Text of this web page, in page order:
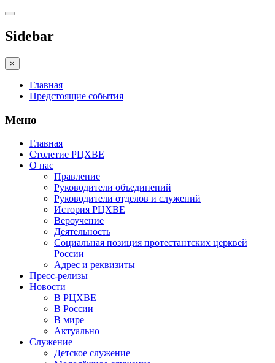
Sidebar
×
Главная
Предстоящие события
Меню
Главная
Столетие РЦХВЕ
О нас
Правление
Руководители объединений
Руководители отделов и служений
История РЦХВЕ
Вероучение
Деятельность
Социальная позиция протестантских церквей
России
Адрес и реквизиты
Пресс-релизы
Новости
В РЦХВЕ
В России
В мире
Актуально
Служение
Детское служение